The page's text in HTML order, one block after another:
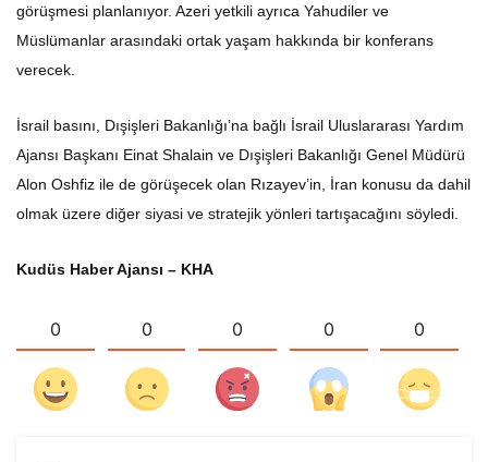
görüşmesi planlanıyor. Azeri yetkili ayrıca Yahudiler ve
Müslümanlar arasındaki ortak yaşam hakkında bir konferans
verecek.
İsrail basını, Dışişleri Bakanlığı’na bağlı İsrail Uluslararası Yardım
Ajansı Başkanı Einat Shalain ve Dışişleri Bakanlığı Genel Müdürü
Alon Oshfiz ile de görüşecek olan Rızayev’in, İran konusu da dahil
olmak üzere diğer siyasi ve stratejik yönleri tartışacağını söyledi.
Kudüs Haber Ajansı – KHA
0 0 0 0 0